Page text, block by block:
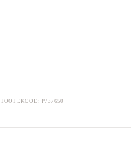
TOOTEKOOD: P737650